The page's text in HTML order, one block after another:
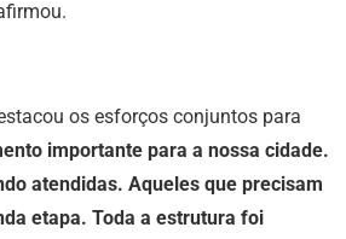
os esforços conjuntos para
importante para a nossa cidade.
atendidas. Aqueles que precisam
etapa. Toda a estrutura foi